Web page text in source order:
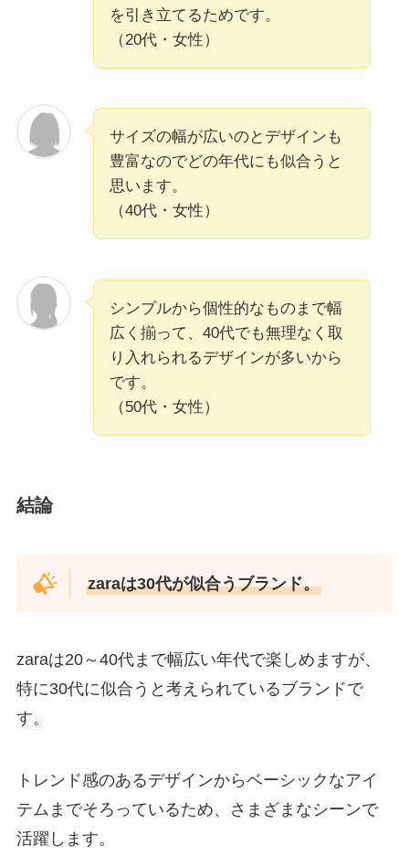
を引き立てるためです。
（20代・女性）
サイズの幅が広いのとデザインも
豊富なのでどの年代にも似合うと
思います。
（40代・女性）
シンプルから個性的なものまで幅
広く揃って、40代でも無理なく取
り入れられるデザインが多いから
です。
（50代・女性）
結論
zaraは30代が似合うブランド。
zaraは20～40代まで幅広い年代で楽しめますが、
特に30代に似合うと考えられているブランドで
す。
トレンド感のあるデザインからベーシックなアイ
テムまでそろっているため、さまざまなシーンで
活躍します。